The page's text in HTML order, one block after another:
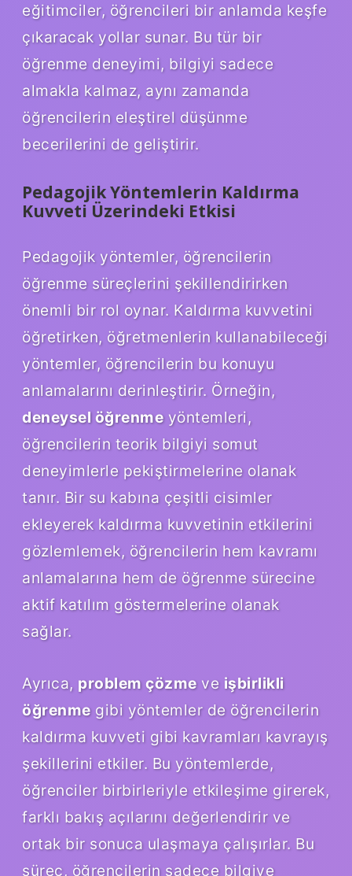
eğitimciler, öğrencileri bir anlamda keşfe
çıkaracak yollar sunar. Bu tür bir
öğrenme deneyimi, bilgiyi sadece
almakla kalmaz, aynı zamanda
öğrencilerin eleştirel düşünme
becerilerini de geliştirir.
Pedagojik Yöntemlerin Kaldırma
Kuvveti Üzerindeki Etkisi
Pedagojik yöntemler, öğrencilerin
öğrenme süreçlerini şekillendirirken
önemli bir rol oynar. Kaldırma kuvvetini
öğretirken, öğretmenlerin kullanabileceği
yöntemler, öğrencilerin bu konuyu
anlamalarını derinleştirir. Örneğin,
deneysel öğrenmeyöntemleri,
öğrencilerin teorik bilgiyi somut
deneyimlerle pekiştirmelerine olanak
tanır. Bir su kabına çeşitli cisimler
ekleyerek kaldırma kuvvetinin etkilerini
gözlemlemek, öğrencilerin hem kavramı
anlamalarına hem de öğrenme sürecine
aktif katılım göstermelerine olanak
sağlar.
Ayrıca, problem çözmeve işbirlikli
öğrenmegibi yöntemler de öğrencilerin
kaldırma kuvveti gibi kavramları kavrayış
şekillerini etkiler. Bu yöntemlerde,
öğrenciler birbirleriyle etkileşime girerek,
farklı bakış açılarını değerlendirir ve
ortak bir sonuca ulaşmaya çalışırlar. Bu
süreç, öğrencilerin sadece bilgiye